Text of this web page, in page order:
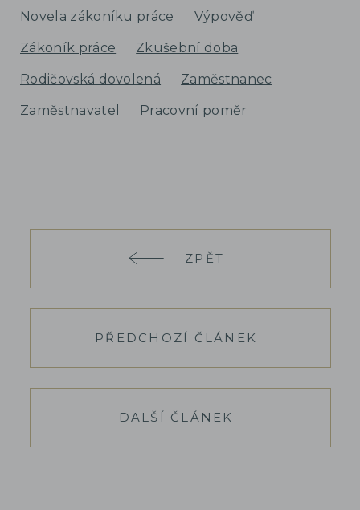
Novela zákoníku práce Výpověď
Zákoník práce Zkušební doba
Rodičovská dovolená Zaměstnanec
Zaměstnavatel Pracovní poměr
ZPĚT
PŘEDCHOZÍ ČLÁNEK
DALŠÍ ČLÁNEK